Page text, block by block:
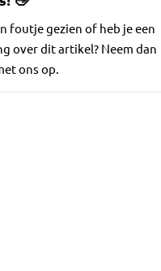
foutje gezien of heb je een
over dit artikel? Neem dan
ons op.